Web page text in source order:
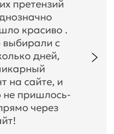
претензий
красиво .
с
дней,
на сайте, и
не пришлось-
через